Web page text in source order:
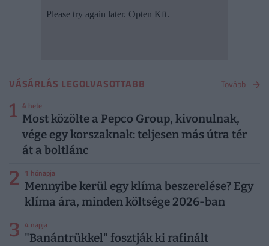
VÁSÁRLÁS LEGOLVASOTTABB Tovább
1 4 hete
Most közölte a Pepco Group, kivonulnak,
vége egy korszaknak: teljesen más útra tér
át a boltlánc
2 1 hónapja
Mennyibe kerül egy klíma beszerelése? Egy
klíma ára, minden költsége 2026-ban
3 4 napja
"Banántrükkel" fosztják ki rafinált